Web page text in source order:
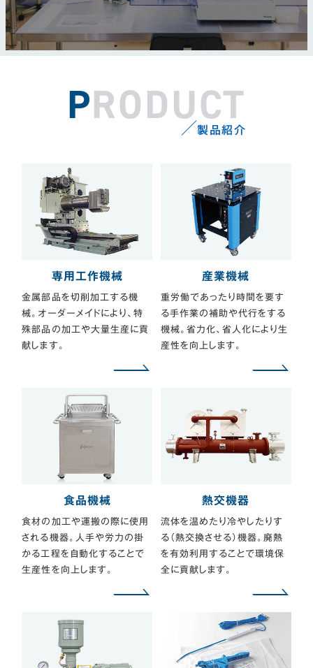
PRODUCT
製品紹介
専用工作機械
金属部品を切削加工する機
械。オーダーメイドにより、特
殊部品の加工や大量生産に貢
献します。
産業機械
重労働であったり時間を要す
る手作業の補助や代行をする
機械。省力化、省人化により生
産性を向上します。
食品機械
食材の加工や運搬の際に使用
される機器。人手や労力の掛
かる工程を自動化することで
生産性を向上します。
熱交機器
流体を温めたり冷やしたりす
る（熱交換させる）機器。廃熱
を有効利用することで環境保
全に貢献します。